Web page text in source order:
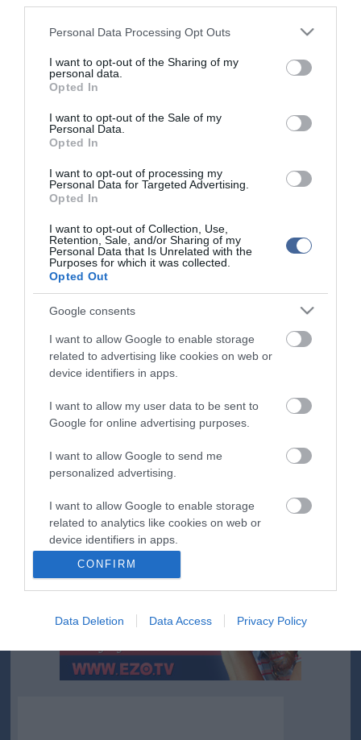
Please note that this website/app uses one or more Google
not limited to your visit or usage behaviour. You may click to
grant or deny consent to Google and its third-party tags to
use your data for below specified purposes in below Google
consent section.
Personal Data Processing Opt Outs
I want to opt-out of the Sharing of my
personal data.
Opted In
I want to opt-out of the Sale of my
Personal Data.
Opted In
I want to opt-out of processing my
Personal Data for Targeted Advertising.
Opted In
I want to opt-out of Collection, Use,
Retention, Sale, and/or Sharing of my
Personal Data that Is Unrelated with the
Purposes for which it was collected.
Opted Out
Google consents
I want to allow Google to enable storage
related to advertising like cookies on web or
device identifiers in apps.
I want to allow my user data to be sent to
Google for online advertising purposes.
I want to allow Google to send me
personalized advertising.
I want to allow Google to enable storage
related to analytics like cookies on web or
device identifiers in apps.
related to functionality of the website or app.
I want to allow Google to enable storage
I want to allow Google to enable storage
CONFIRM
Data Deletion Data Access Privacy Policy
keretszerződését
Megérkezett az eső a Duna vízgyűjtőjére
Újabb két gyanúsítottat fogtak el a 600 milliós
Vizes Eb - Megvan az első magyar arany, a nyíltvízi úszó
Betlehem Dávid nyerte a kieséses versenyt
Nem is olyan egészséges a népszerű banán?
2022.05.10 21:11
AZ IGAZSÁG SOHA NEM KÉSŐ
2022.05.10 21:07
2022.03.29 16:11
Mit szólsz? Ide minden baromságot...
hirdetés